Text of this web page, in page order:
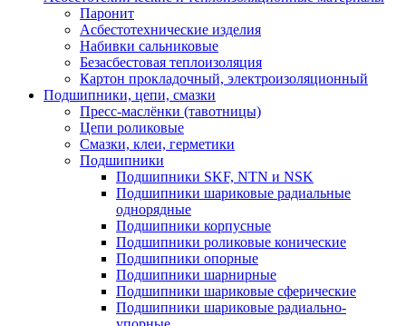
Паронит
Асбестотехнические изделия
Набивки сальниковые
Безасбестовая теплоизоляция
Картон прокладочный, электроизоляционный
Подшипники, цепи, смазки
Пресс-маслёнки (тавотницы)
Цепи роликовые
Смазки, клеи, герметики
Подшипники
Подшипники SKF, NTN и NSK
Подшипники шариковые радиальные
однорядные
Подшипники корпусные
Подшипники роликовые конические
Подшипники опорные
Подшипники шарнирные
Подшипники шариковые сферические
Подшипники шариковые радиально-